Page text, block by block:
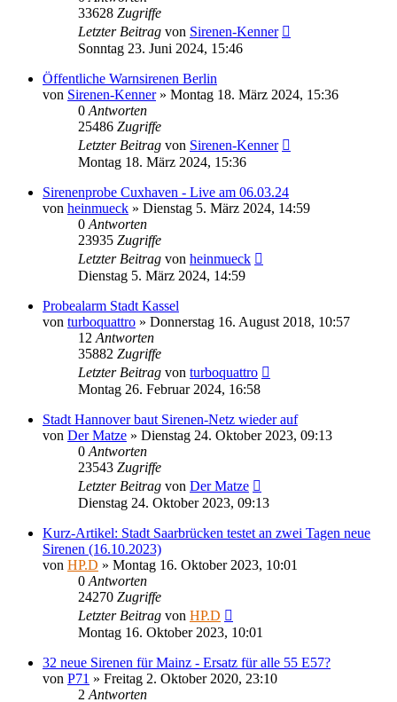
33628 Zugriffe
Letzter Beitrag von Sirenen-Kenner
Sonntag 23. Juni 2024, 15:46
Öffentliche Warnsirenen Berlin
von Sirenen-Kenner» Montag 18. März 2024, 15:36
0 Antworten
25486 Zugriffe
Letzter Beitrag von Sirenen-Kenner
Montag 18. März 2024, 15:36
Sirenenprobe Cuxhaven - Live am 06.03.24
von heinmueck » Dienstag 5. März 2024, 14:59
0 Antworten
23935 Zugriffe
Letzter Beitrag von heinmueck
Dienstag 5. März 2024, 14:59
Probealarm Stadt Kassel
von turboquattro » Donnerstag 16. August 2018, 10:57
12 Antworten
35882 Zugriffe
Letzter Beitrag von turboquattro
Montag 26. Februar 2024, 16:58
Stadt Hannover baut Sirenen-Netz wieder auf
von Der Matze » Dienstag 24. Oktober 2023, 09:13
0 Antworten
23543 Zugriffe
Letzter Beitrag von Der Matze
Dienstag 24. Oktober 2023, 09:13
Kurz-Artikel: Stadt Saarbrücken testet an zwei Tagen neue
Sirenen (16.10.2023)
von HP.D » Montag 16. Oktober 2023, 10:01
0 Antworten
24270 Zugriffe
Letzter Beitrag von HP.D
Montag 16. Oktober 2023, 10:01
32 neue Sirenen für Mainz - Ersatz für alle 55 E57?
von P71 » Freitag 2. Oktober 2020, 23:10
2 Antworten